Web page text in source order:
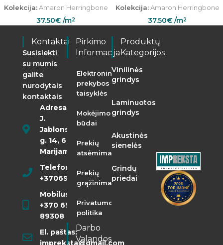
Kolekcija:Amaron Herringbone
37.50€ /m2
Kolekcija:Amaron Herringbone
37.50€ /m2
Kontaktai
Susisiekti
su mumis
galite
nurodytais
kontaktais
Adresas:
J.
Jablonskio
g. 14, 68290
Marijampolė
Telefonas:
+37069855400
Mobilusis:
+370 698
89308
El. paštas:
impreksta@gmail.com
Pirkimo
Informacija
Elektroninės
prekybos
taisyklės
Mokėjimo
būdai
Prekių
atsėmimas
Prekių
grąžinimas
Privatumo
politika
Darbo
Valandos
Produktų
Kategorijos
Vinilinės
grindys
Laminuotos
grindys
Akustinės
sienelės
Grindų
priedai